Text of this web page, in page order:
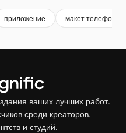
приложение макет телефона
ваших лучших работ.
среди креаторов,
и студий.